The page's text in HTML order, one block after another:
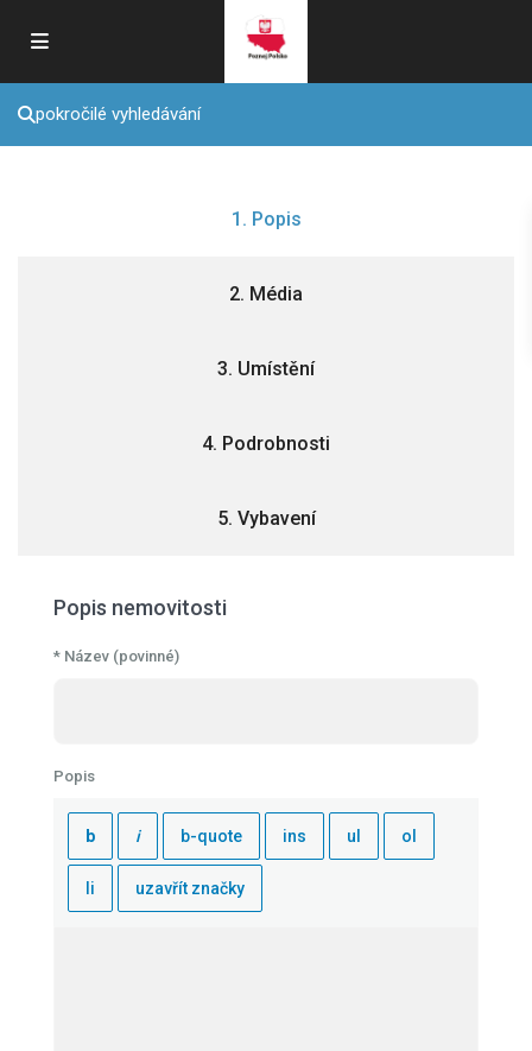
pokročilé vyhledávání
1. Popis
2. Média
3. Umístění
4. Podrobnosti
5. Vybavení
Popis nemovitosti
* Název (povinné)
Popis